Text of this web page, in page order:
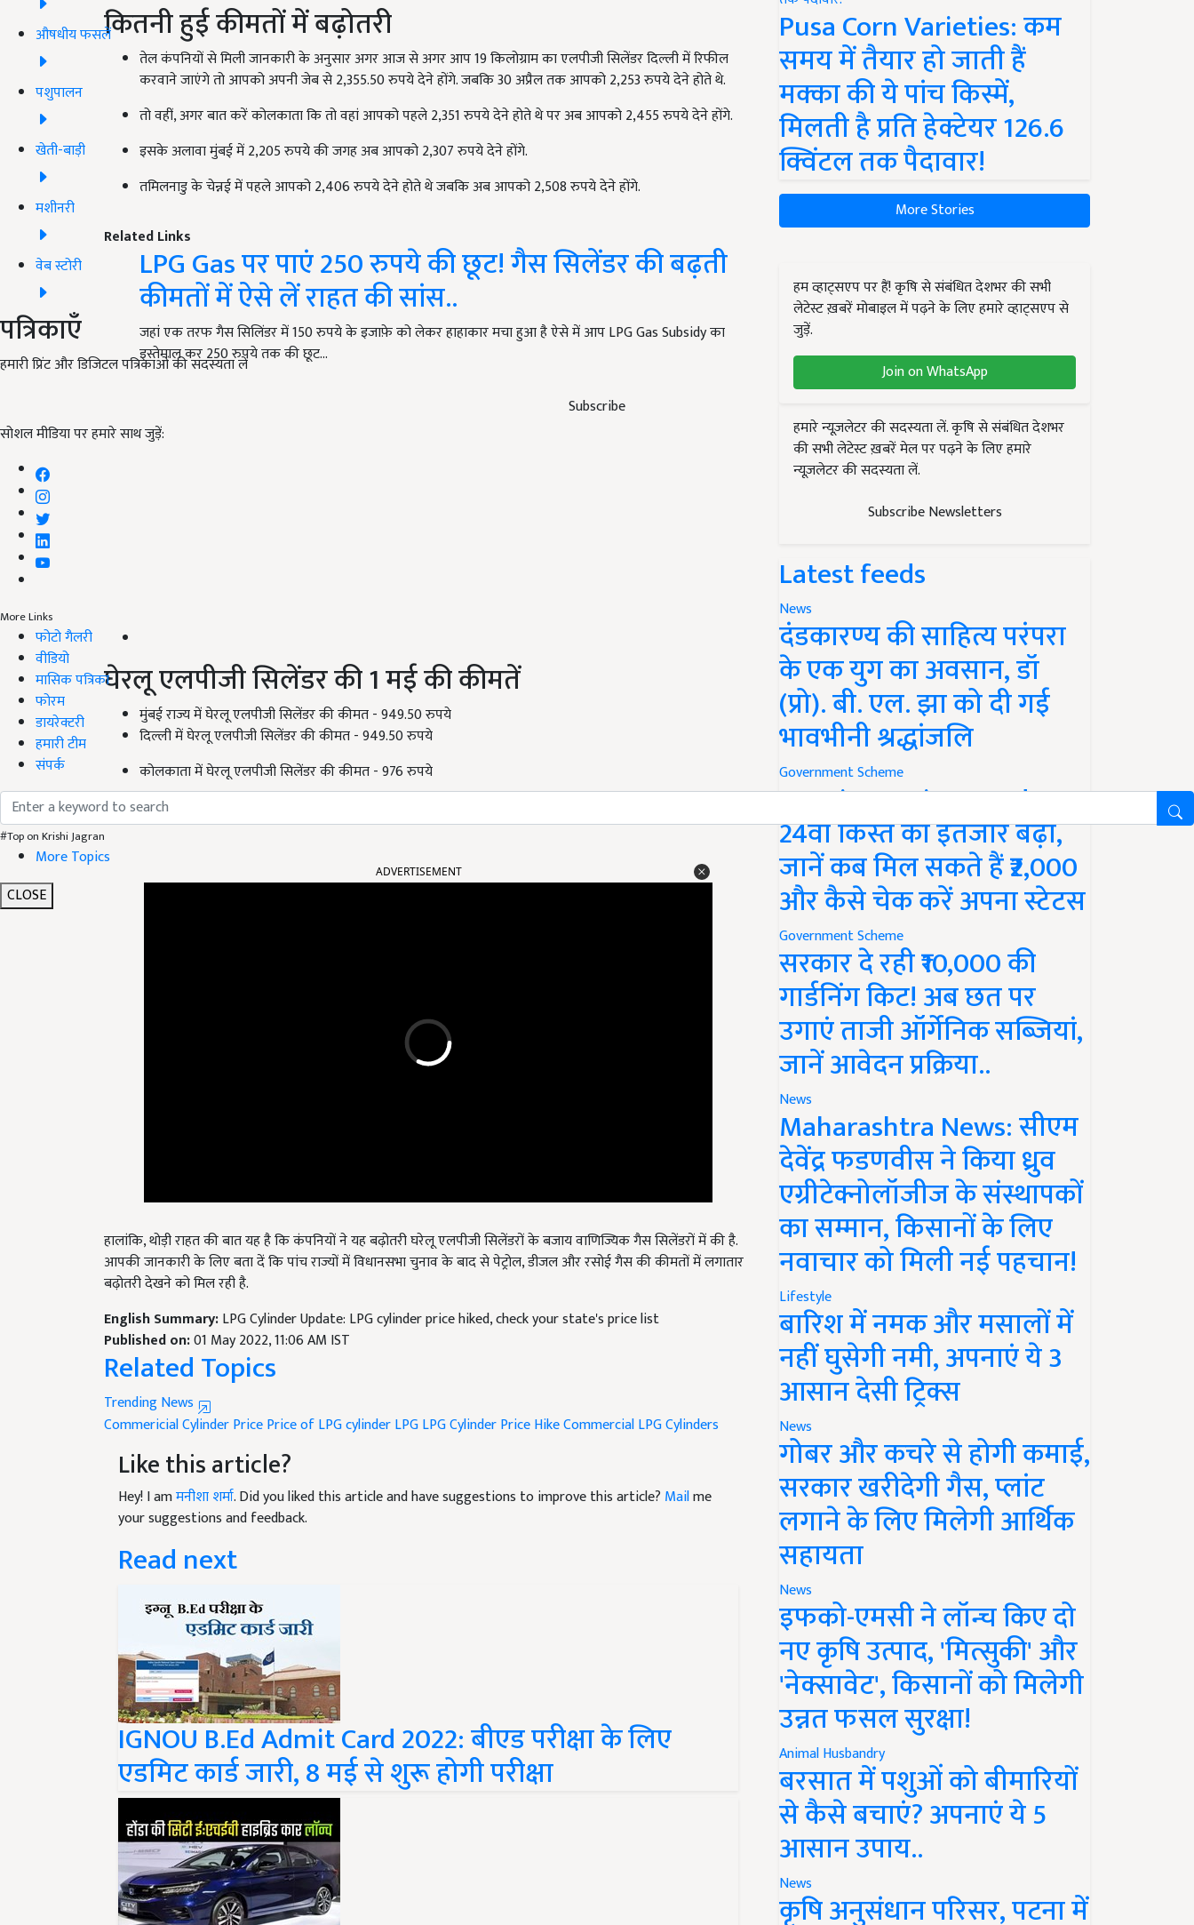
औषधीय फसलें
पशुपालन
खेती-बाड़ी
मशीनरी
वेब स्टोरी
पत्रिकाएँ
हमारी प्रिंट और डिजिटल पत्रिकाओं की सदस्यता लें
Subscribe
सोशल मीडिया पर हमारे साथ जुड़ें:
More Links
फोटो गैलरी
वीडियो
मासिक पत्रिका
फोरम
डायरेक्टरी
हमारी टीम
संपर्क
#Top on Krishi Jagran
More Topics
CLOSE
कितनी हुई कीमतों में बढ़ोतरी
तेल कंपनियों से मिली जानकारी के अनुसार अगर आज से अगर आप 19 किलोग्राम का एलपीजी सिलेंडर दिल्ली में रिफील
करवाने जाएंगे तो आपको अपनी जेब से 2,355.50 रुपये देने होंगे. जबकि 30 अप्रैल तक आपको 2,253 रुपये देने होते थे.
तो वहीं, अगर बात करें कोलकाता कि तो वहां आपको पहले 2,351 रुपये देने होते थे पर अब आपको 2,455 रुपये देने होंगे.
इसके अलावा मुंबई में 2,205 रुपये की जगह अब आपको 2,307 रुपये देने होंगे.
तमिलनाडु के चेन्नई में पहले आपको 2,406 रुपये देने होते थे जबकि अब आपको 2,508 रुपये देने होंगे.
Related Links
LPG Gas पर पाएं 250 रुपये की छूट! गैस सिलेंडर की बढ़ती
कीमतों में ऐसे लें राहत की सांस..
जहां एक तरफ गैस सिलिंडर में 150 रुपये के इजाफ़े को लेकर हाहाकार मचा हुआ है ऐसे में आप LPG Gas Subsidy का
इस्तेमाल कर 250 रुपये तक की छूट…
घेरलू एलपीजी सिलेंडर की 1 मई की कीमतें
मुंबई राज्य में घेरलू एलपीजी सिलेंडर की कीमत - 949.50 रुपये
दिल्ली में घेरलू एलपीजी सिलेंडर की कीमत - 949.50 रुपये
कोलकाता में घेरलू एलपीजी सिलेंडर की कीमत - 976 रुपये
आपकी जानकारी के लिए बता दें कि पांच राज्यों में विधानसभा चुनाव के बाद से पेट्रोल, डीजल और रसोई गैस की कीमतों में लगातार
बढ़ोतरी देखने को मिल रही है.
English Summary:
Published on:01 May 2022, 11:06 AM IST
Related Topics
Trending News
Commericial Cylinder Price
Like this article?
Hey! I amमनीशा शर्मा . Did you liked this article and have suggestions to improve this article?
your suggestions and feedback.
Read next
IGNOU B.Ed Admit Card 2022: बीएड परीक्षा के लिए
एडमिट कार्ड जारी, 8 मई से शुरू होगी परीक्षा
Pusa Corn Varieties: कम
समय में तैयार हो जाती हैं
मक्का की ये पांच किस्में,
मिलती है प्रति हेक्टेयर 126.6
क्विंटल तक पैदावार!
More Stories
हम व्हाट्सएप पर हैं! कृषि से संबंधित देशभर की सभी
लेटेस्ट ख़बरें मोबाइल में पढ़ने के लिए हमारे व्हाट्सएप से
जुड़ें.
Join on WhatsApp
हमारे न्यूज़लेटर की सदस्यता लें. कृषि से संबंधित देशभर
की सभी लेटेस्ट ख़बरें मेल पर पढ़ने के लिए हमारे
न्यूज़लेटर की सदस्यता लें.
Subscribe Newsletters
Latest feeds
News
दंडकारण्य की साहित्य परंपरा
के एक युग का अवसान, डॉ
(प्रो). बी. एल. झा को दी गई
भावभीनी श्रद्धांजलि
Government Scheme
PM Kisan Yojana Update:
24वीं किस्त का इंतजार बढ़ा,
जानें कब मिल सकते हैं ₹2,000
और कैसे चेक करें अपना स्टेटस
Government Scheme
सरकार दे रही ₹10,000 की
गार्डनिंग किट! अब छत पर
उगाएं ताजी ऑर्गेनिक सब्जियां,
जानें आवेदन प्रक्रिया..
News
Maharashtra News: सीएम
देवेंद्र फडणवीस ने किया ध्रुव
एग्रीटेक्नोलॉजीज के संस्थापकों
का सम्मान, किसानों के लिए
नवाचार को मिली नई पहचान!
Lifestyle
बारिश में नमक और मसालों में
नहीं घुसेगी नमी, अपनाएं ये 3
आसान देसी ट्रिक्स
News
गोबर और कचरे से होगी कमाई,
सरकार खरीदेगी गैस, प्लांट
लगाने के लिए मिलेगी आर्थिक
सहायता
News
इफको-एमसी ने लॉन्च किए दो
नए कृषि उत्पाद, 'मित्सुकी' और
'नेक्सावेट', किसानों को मिलेगी
उन्नत फसल सुरक्षा!
Animal Husbandry
बरसात में पशुओं को बीमारियों
से कैसे बचाएं? अपनाएं ये 5
आसान उपाय..
News
कृषि अनुसंधान परिसर, पटना में